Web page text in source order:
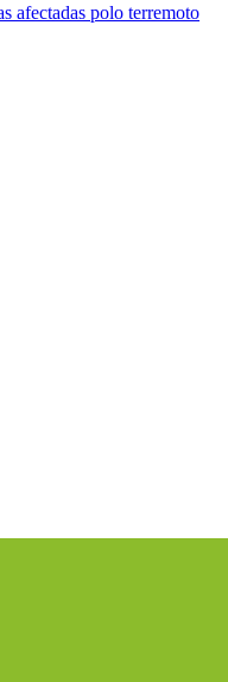
afectadas polo terremoto